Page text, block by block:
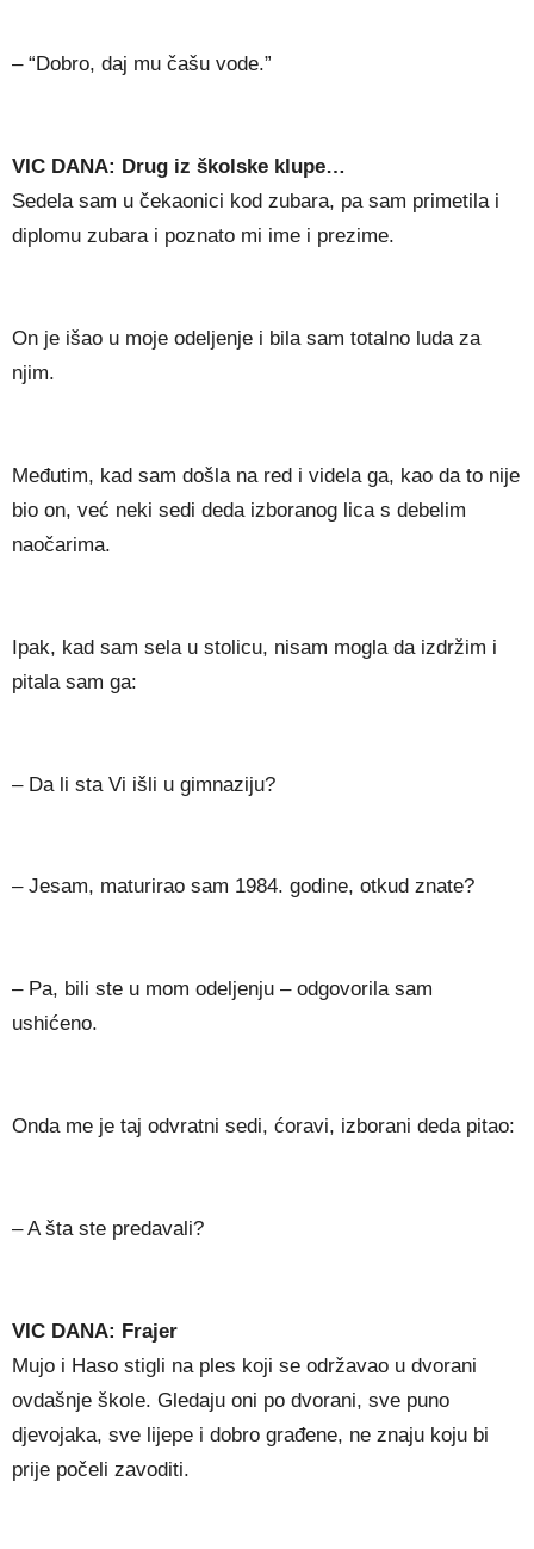
– “Dobro, daj mu čašu vode.”
VIC DANA: Drug iz školske klupe…
Sedela sam u čekaonici kod zubara, pa sam primetila i
diplomu zubara i poznato mi ime i prezime.
On je išao u moje odeljenje i bila sam totalno luda za
njim.
Međutim, kad sam došla na red i videla ga, kao da to nije
bio on, već neki sedi deda izboranog lica s debelim
naočarima.
Ipak, kad sam sela u stolicu, nisam mogla da izdržim i
pitala sam ga:
– Da li sta Vi išli u gimnaziju?
– Jesam, maturirao sam 1984. godine, otkud znate?
– Pa, bili ste u mom odeljenju – odgovorila sam
ushićeno.
Onda me je taj odvratni sedi, ćoravi, izborani deda pitao:
– A šta ste predavali?
VIC DANA: Frajer
Mujo i Haso stigli na ples koji se održavao u dvorani
ovdašnje škole. Gledaju oni po dvorani, sve puno
djevojaka, sve lijepe i dobro građene, ne znaju koju bi
prije počeli zavoditi.